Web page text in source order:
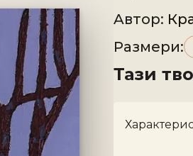
Aвтор:
Размери:
Тази